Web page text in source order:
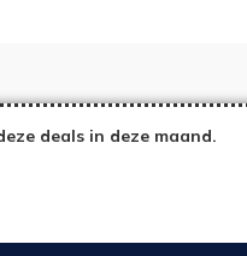
deals in deze maand.